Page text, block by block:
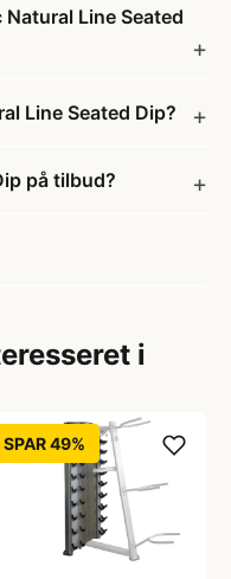
Line Seated
Line Seated Dip?
på tilbud?
i
SPAR 49%